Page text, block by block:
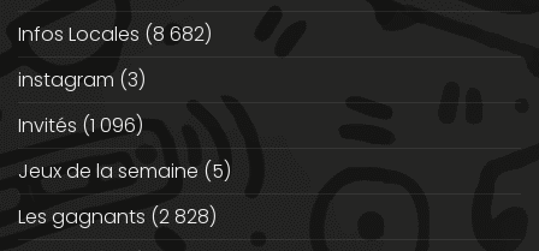
Infos Locales (8 682)
instagram (3)
Invités (1 096)
Jeux de la semaine (5)
Les gagnants (2 828)